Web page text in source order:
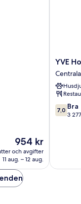
Priset
är
954 kr
954 kr
och avgifter
11 aug. – 12 aug.
YVE
Hotel
Miami
Centrala
Miami
YVE
7.0
av
7,0 Bra
3